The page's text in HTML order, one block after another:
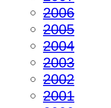
2006
2005
2004
2003
2002
2001